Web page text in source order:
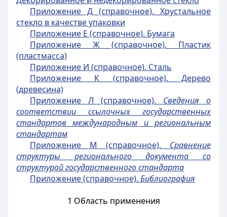
Приложение Д (справочное). Хрустальное
стекло в качестве упаковки
Приложение Е (справочное). Бумага
Приложение Ж (справочное). Пластик
(пластмасса)
Приложение И (справочное). Сталь
Приложение К (справочное). Дерево
(древесина)
Приложение Л (справочное). Сведения о
соответствии ссылочных государственных
стандартов международным и региональным
стандартам
Приложение М (справочное). Сравнение
структуры регионального документа со
структурой государственного стандарта
Приложение (справочное). Библиография
1 Область применения